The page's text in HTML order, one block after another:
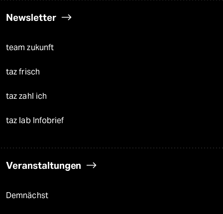
Newsletter
team zukunft
taz frisch
taz zahl ich
taz lab Infobrief
Veranstaltungen
Demnächst